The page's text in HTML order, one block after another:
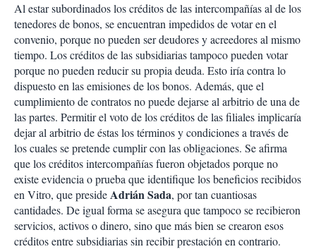
Al estar subordinados los créditos de las intercompañías al de los
tenedores de bonos, se encuentran impedidos de votar en el
convenio, porque no pueden ser deudores y acreedores al mismo
tiempo. Los créditos de las subsidiarias tampoco pueden votar
porque no pueden reducir su propia deuda. Esto iría contra lo
dispuesto en las emisiones de los bonos. Además, que el
cumplimiento de contratos no puede dejarse al arbitrio de una de
las partes. Permitir el voto de los créditos de las filiales implicaría
dejar al arbitrio de éstas los términos y condiciones a través de
los cuales se pretende cumplir con las obligaciones. Se afirma
que los créditos intercompañías fueron objetados porque no
existe evidencia o prueba que identifique los beneficios recibidos
en Vitro, que presideAdrián Sada, por tan cuantiosas
cantidades. De igual forma se asegura que tampoco se recibieron
servicios, activos o dinero, sino que más bien se crearon esos
créditos entre subsidiarias sin recibir prestación en contrario.